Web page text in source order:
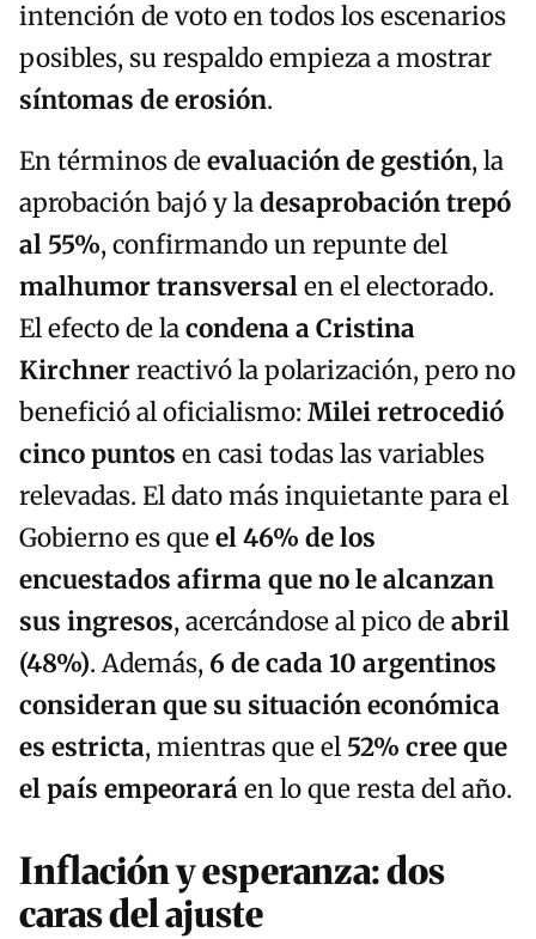
intención de voto en todos los escenarios
posibles, su respaldo empieza a mostrar
síntomas de erosión.
En términos deevaluación de gestión, la
aprobación bajó y ladesaprobación trepó
al 55%, confirmando un repunte del
malhumor transversalen el electorado.
El efecto de lacondena a Cristina
Kirchnerreactivó la polarización, pero no
benefició al oficialismo: Milei retrocedió
cinco puntos en casi todas las variables
relevadas. El dato más inquietante para el
Gobierno es queel 46% de los
encuestados afirma que no le alcanzan
sus ingresos, acercándose al pico deabril
(48%). Además, 6 de cada 10 argentinos
consideran que su situación económica
es estricta, mientras que el 52% cree que
el país empeoraráen lo que resta del año.
Inflación y esperanza: dos
caras del ajuste